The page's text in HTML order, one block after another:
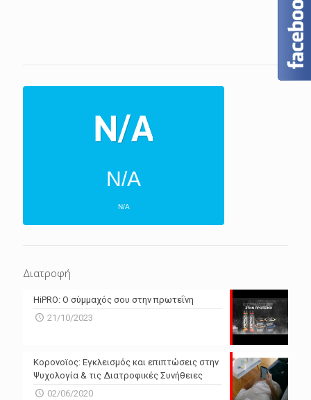
N/A
N/A
N/A
Powered by Forecast.io
Διατροφή
HiPRO: Ο σύμμαχός σου στην πρωτεΐνη
21/10/2023
Κορονοϊος: Εγκλεισμός και επιπτώσεις στην
Ψυχολογία & τις Διατροφικές Συνήθειες
02/06/2020